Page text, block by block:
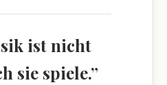
ist nicht
sie spiele.”